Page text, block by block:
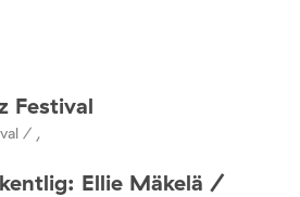
Festival
/ ,
Ellie Mäkelä /